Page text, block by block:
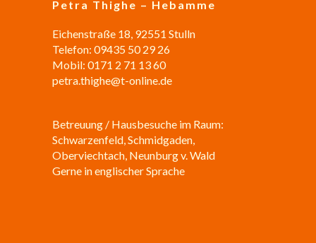
Petra Thighe – Hebamme
Eichenstraße 18, 92551 Stulln
Telefon: 09435 50 29 26
Mobil: 0171 2 71 13 60
petra.thighe@t-online.de
Betreuung / Hausbesuche im Raum:
Schwarzenfeld, Schmidgaden,
Oberviechtach, Neunburg v. Wald
Gerne in englischer Sprache